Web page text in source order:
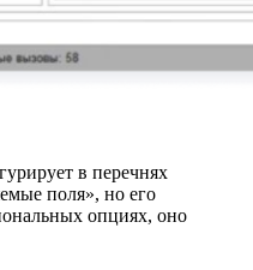
в перечнях
поля», но его
опциях, оно